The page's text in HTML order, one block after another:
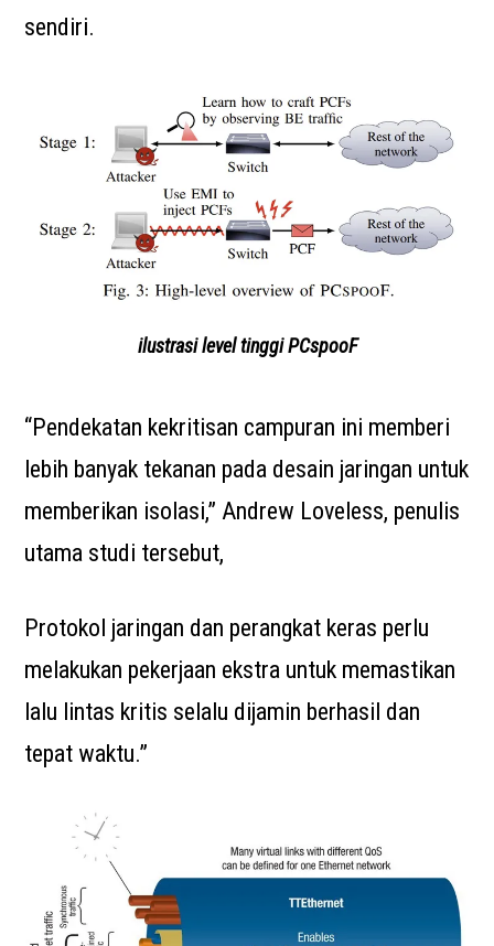
sendiri.
ilustrasi level tinggi PCspooF
“Pendekatan kekritisan campuran ini memberi
lebih banyak tekanan pada desain jaringan untuk
memberikan isolasi,” Andrew Loveless, penulis
utama studi tersebut,
Protokol jaringan dan perangkat keras perlu
melakukan pekerjaan ekstra untuk memastikan
lalu lintas kritis selalu dijamin berhasil dan
tepat waktu.”